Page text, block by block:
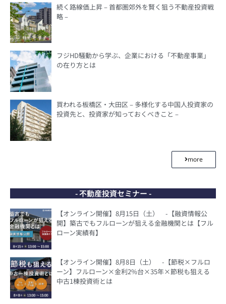
続く路線価上昇 – 首都圏郊外を賢く狙う不動産投資戦
略 –
フジHD騒動から学ぶ、企業における「不動産事業」
の在り方とは
買われる板橋区・大田区 – 多様化する中国人投資家の
投資先と、投資家が知っておくべきこと –
more
- 不動産投資セミナー -
【オンライン開催】8月15日（土） -【融資情報公
開】築古でもフルローンが狙える金融機関とは【フル
ローン実績有】
【オンライン開催】8月8日（土） -【節税×フルロ
ーン】フルローン×金利2%台×35年×節税も狙える
中古1棟投資術とは